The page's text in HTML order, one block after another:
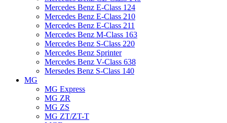
Mercedes Benz E-Class 124
Mercedes Benz E-Class 210
Mercedes Benz E-Class 211
Mercedes Benz M-Class 163
Mercedes Benz S-Class 220
Mercedes Benz Sprinter
Mercedes Benz V-Class 638
Mersedes Benz S-Class 140
MG
MG Express
MG ZR
MG ZS
MG ZT/ZT-T